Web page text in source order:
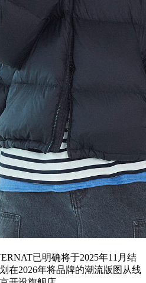
已明确将于2025年11月结
在2026年将品牌的潮流版图从线